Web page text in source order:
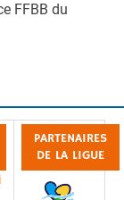
FFBB du
PARTENAIRES
DE LA LIGUE